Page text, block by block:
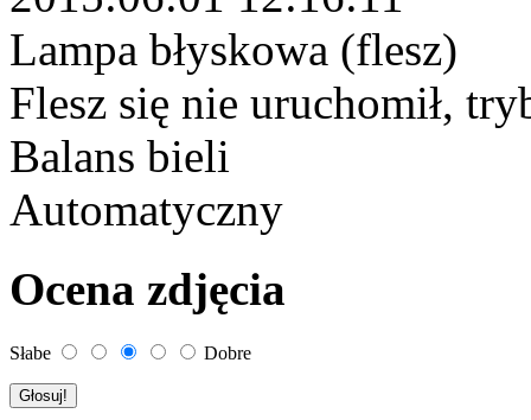
Lampa błyskowa (flesz)
Flesz się nie uruchomił,
Balans bieli
Automatyczny
Ocena zdjęcia
Słabe Dobre